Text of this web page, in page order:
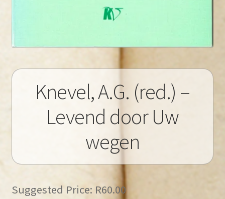
Knevel, A.G. (red.) –
Levend door Uw
wegen
Suggested Price: R60.00